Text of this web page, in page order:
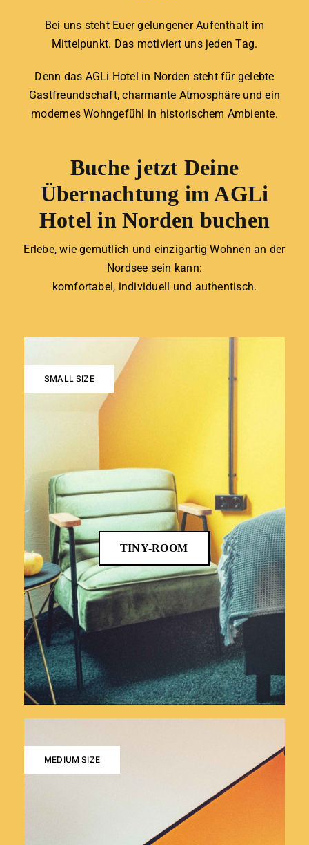
Bei uns steht Euer gelungener Aufenthalt im
Mittelpunkt. Das motiviert uns jeden Tag.
Denn das AGLi Hotel in Norden steht für gelebte
Gastfreundschaft, charmante Atmosphäre und ein
modernes Wohngefühl in historischem Ambiente.
Buche jetzt Deine
Übernachtung im AGLi
Hotel in Norden buchen
Erlebe, wie gemütlich und einzigartig Wohnen an der
Nordsee sein kann:
komfortabel, individuell und authentisch.
SMALL SIZE
TINY-ROOM
MEDIUM SIZE